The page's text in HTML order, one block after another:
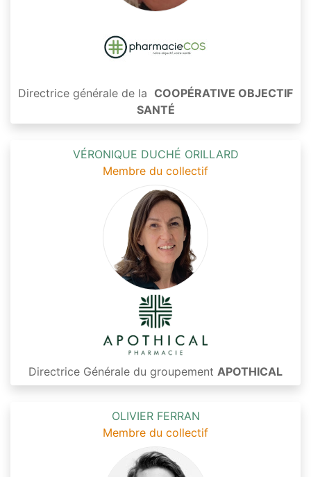
Directrice générale de la COOPÉRATIVE OBJECTIF
SANTÉ
VÉRONIQUE DUCHÉ ORILLARD
Membre du collectif
Directrice Générale du groupement APOTHICAL
OLIVIER FERRAN
Membre du collectif